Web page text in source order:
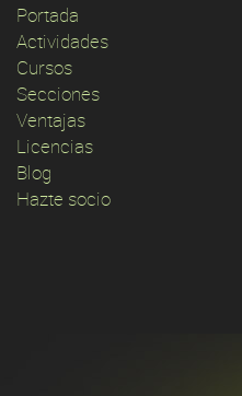
Portada
Actividades
Cursos
Secciones
Ventajas
Licencias
Blog
Hazte socio